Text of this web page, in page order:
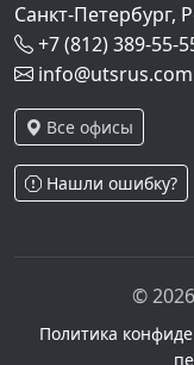
Санкт-Петербург,
+7 (812) 389-55-
info@utsrus.com
Все офисы
Нашли ошибку?
©
Политика